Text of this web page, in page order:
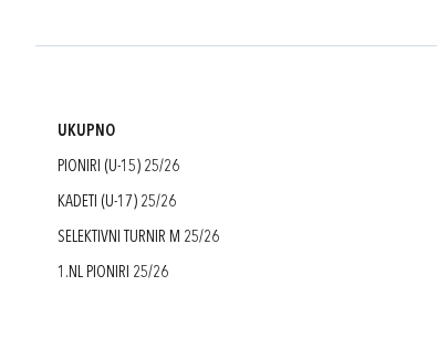
UKUPNO
PIONIRI (U-15) 25/26
KADETI (U-17) 25/26
SELEKTIVNI TURNIR M 25/26
1.NL PIONIRI 25/26